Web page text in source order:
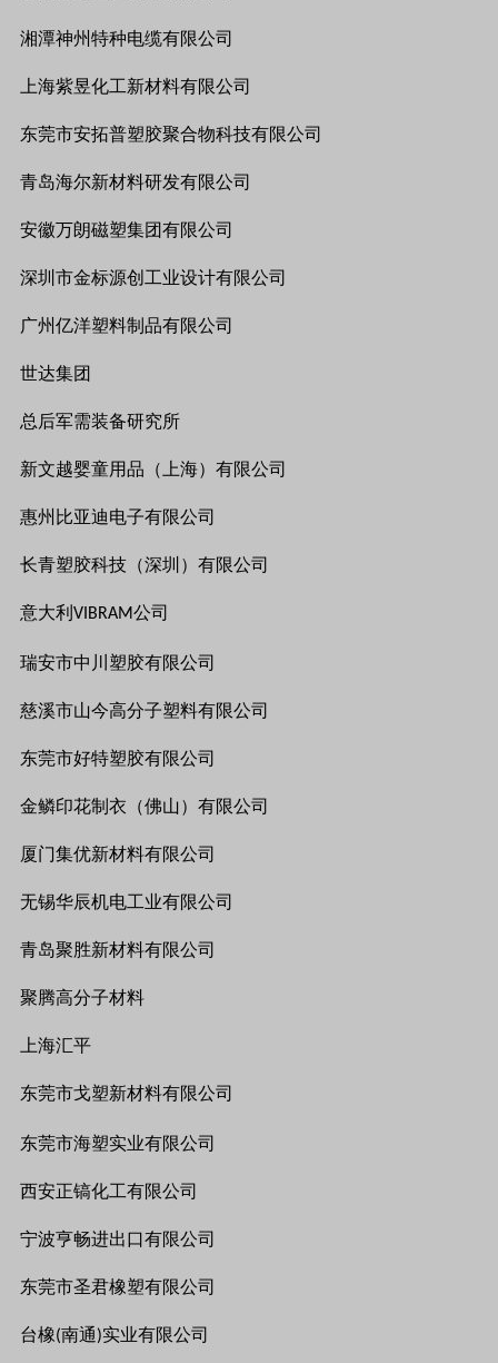
湘潭神州特种电缆有限公司
上海紫昱化工新材料有限公司
东莞市安拓普塑胶聚合物科技有限公司
青岛海尔新材料研发有限公司
安徽万朗磁塑集团有限公司
深圳市金标源创工业设计有限公司
广州亿洋塑料制品有限公司
世达集团
总后军需装备研究所
新文越婴童用品（上海）有限公司
惠州比亚迪电子有限公司
长青塑胶科技（深圳）有限公司
意大利 VIBRAM公司
瑞安市中川塑胶有限公司
慈溪市山今高分子塑料有限公司
东莞市好特塑胶有限公司
金鳞印花制衣（佛山）有限公司
厦门集优新材料有限公司
无锡华辰机电工业有限公司
青岛聚胜新材料有限公司
聚腾高分子材料
上海汇平
东莞市戈塑新材料有限公司
东莞市海塑实业有限公司
西安正镐化工有限公司
宁波亨畅进出口有限公司
东莞市圣君橡塑有限公司
台橡(南通)实业有限公司